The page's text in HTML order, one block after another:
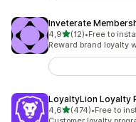
Inveterate
4,9av 5 stjerner
(12)
Totalt 12 omtaler
•Free to
Reward brand loyalty
LoyaltyLion Loyalty
4,6av 5 stjerner
(474)
Totalt 474 omtaler
•Free to